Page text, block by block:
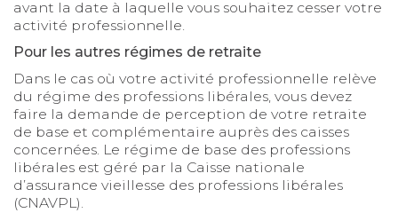
avant la date à laquelle vous souhaitez cesser votre
activité professionnelle.
Pour les autres régimes de retraite
Dans le cas où votre activité professionnelle relève
du régime des professions libérales, vous devez
faire la demande de perception de votre retraite
de base et complémentaire auprès des caisses
concernées. Le régime de base des professions
libérales est géré par la Caisse nationale
d’assurance vieillesse des professions libérales
(CNAVPL).